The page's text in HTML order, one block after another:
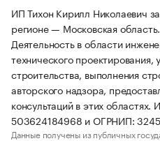
ИП Тихон Кирилл Николаевич
регионе — Московская
Деятельность в области
технического проектирования,
строительства, выполнения
авторского надзора,
консультаций в этих
503624184968 и ОГРНИП:
Данные получены из публичных